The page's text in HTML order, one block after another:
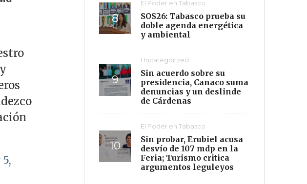
y
El Poder en Tabasco
SOS26: Tabasco prueba su
doble agenda energética
y ambiental
Uncategorized
Sin acuerdo sobre su
presidencia, Canaco suma
denuncias y un deslinde
de Cárdenas
El Poder en Tabasco
Sin probar, Erubiel acusa
desvío de 107 mdp en la
Feria; Turismo critica
argumentos leguleyos